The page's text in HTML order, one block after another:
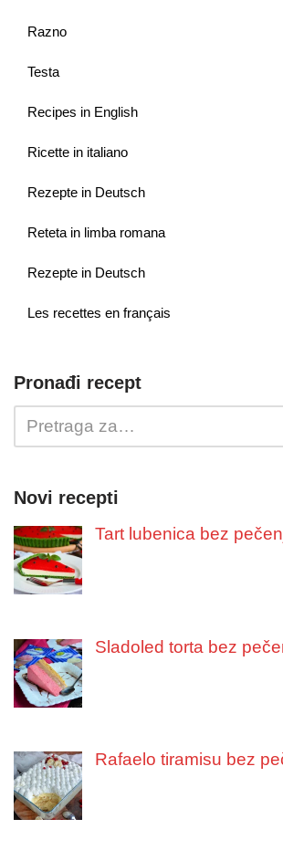
Razno
Testa
Recipes in English
Ricette in italiano
Rezepte in Deutsch
Reteta in limba romana
Rezepte in Deutsch
Les recettes en français
Pronađi recept
Novi recepti
Tart lubenica bez
Sladoled torta bez
Rafaelo tiramisu bez